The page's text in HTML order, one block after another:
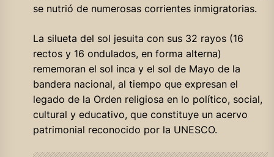
se nutrió de numerosas corrientes inmigratorias.
La silueta del sol jesuita con sus 32 rayos (16
rectos y 16 ondulados, en forma alterna)
rememoran el sol inca y el sol de Mayo de la
bandera nacional, al tiempo que expresan el
legado de la Orden religiosa en lo político, social,
cultural y educativo, que constituye un acervo
patrimonial reconocido por la UNESCO.